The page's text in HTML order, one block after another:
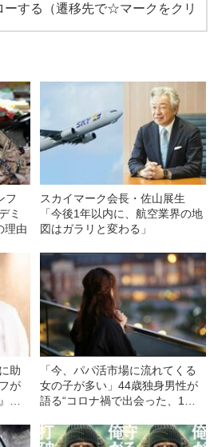
ーする
（遷移先で☆マークをクリ
フ
ミ
理由
スカイマーク会長・佐山展生
「今後1年以内に、航空業界の地
図はガラリと変わる」
助
が
監
「今、パパ活市場に流れてくる
女の子が多い」44歳独身男性が
語る“コロナ禍で出会った、1回5